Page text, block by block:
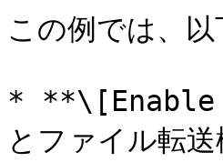
この例では、
* **\[Enable
とファイル転